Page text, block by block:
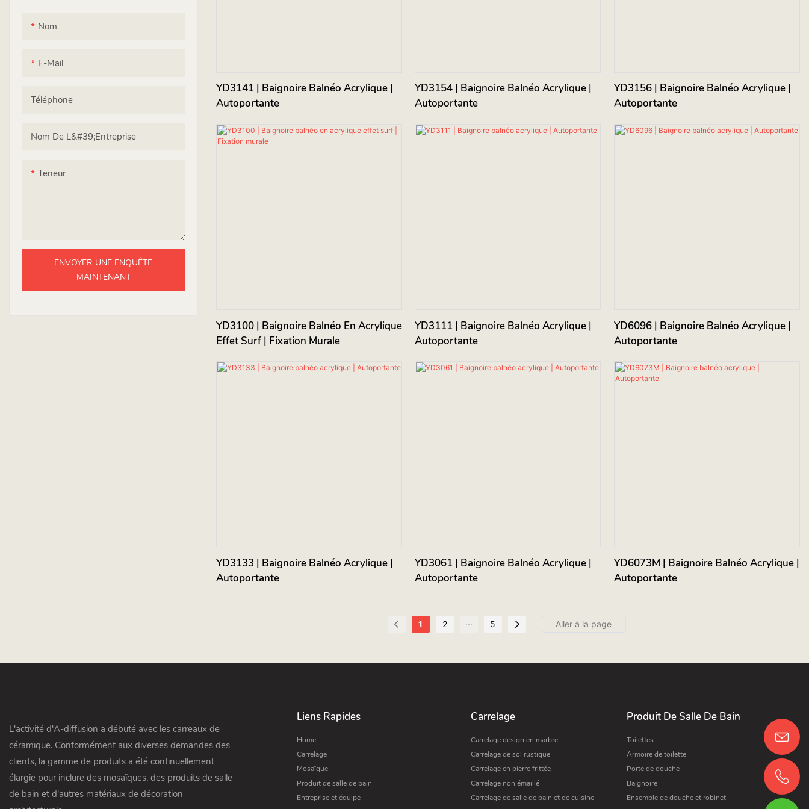
Nom
E-Mail
Téléphone
Nom De L&#39;entreprise
Teneur
ENVOYER UNE ENQUÊTE
MAINTENANT
YD3141 | Baignoire Balnéo Acrylique |
Autoportante
YD3154 | Baignoire Balnéo Acrylique |
Autoportante
YD3156 | Baignoire Balnéo Acrylique |
Autoportante
YD3100 | Baignoire Balnéo En Acrylique
Effet Surf | Fixation Murale
YD3111 | Baignoire Balnéo Acrylique |
Autoportante
YD6096 | Baignoire Balnéo Acrylique |
Autoportante
YD3133 | Baignoire Balnéo Acrylique |
Autoportante
YD3061 | Baignoire Balnéo Acrylique |
Autoportante
YD6073M | Baignoire Balnéo Acrylique |
Autoportante
1 2 ... 5
L'activité d'A-diffusion a débuté avec les carreaux de
céramique. Conformément aux diverses demandes des
clients, la gamme de produits a été continuellement
élargie pour inclure des mosaïques, des produits de salle
de bain et d'autres matériaux de décoration
Liens Rapides
Home
Carrelage
Mosaïque
Produit de salle de bain
Entreprise et équipe
Carrelage
Carrelage design en marbre
Carrelage de sol rustique
Carrelage en pierre frittée
Carrelage non émaillé
Carrelage de salle de bain et de cuisine
Produit De Salle De Bain
Toilettes
Armoire de toilette
Porte de douche
Baignoire
Ensemble de douche et robinet